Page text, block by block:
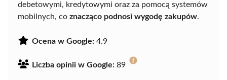
debetowymi, kredytowymi oraz za pomocą systemów
mobilnych, co znacząco podnosi wygodę zakupów.
Ocena w Google: 4.9
Liczba opinii w Google: 89